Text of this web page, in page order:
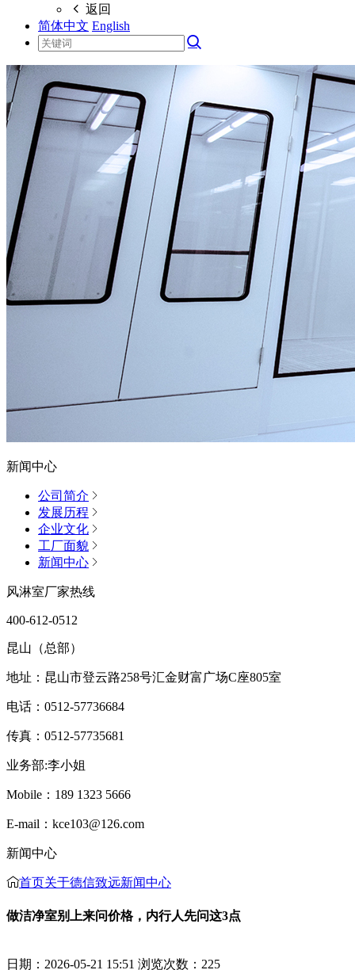
返回
简体中文 English
新闻中心
公司简介
发展历程
企业文化
工厂面貌
新闻中心
风淋室厂家热线
400-612-0512
昆山（总部）
地址：昆山市登云路258号汇金财富广场C座805室
电话：0512-57736684
传真：0512-57735681
业务部:李小姐
Mobile：189 1323 5666
E-mail：kce103@126.com
新闻中心
首页关于德信致远新闻中心
做洁净室别上来问价格，内行人先问这3点
日期：2026-05-21 15:51 浏览次数： 225